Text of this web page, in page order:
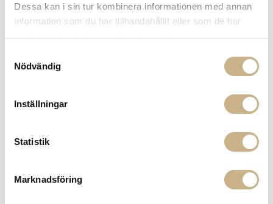
Dessa kan i sin tur kombinera informationen med annan
information som du har tillhandahållit eller som de har
samlat in när du har använt deras tjänster.
Nödvändig
Inställningar
Statistik
Marknadsföring
+
- LÄGG I VARUKORG
14 dagars returrätt på lagervaror.
Få10% välkomstrabatt
900:- i frakt vid köp av större möbler
FRÅGA OSS OM PRODUKTEN